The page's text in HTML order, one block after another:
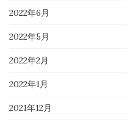
2022年6月
2022年5月
2022年2月
2022年1月
2021年12月